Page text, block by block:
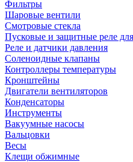
Фильтры
Шаровые вентили
Смотровые стекла
Пусковые и защитные реле
Реле и датчики давления
Соленоидные клапаны
Контроллеры температуры
Кронштейны
Двигатели вентиляторов
Конденсаторы
Инструменты
Вакуумные насосы
Вальцовки
Весы
Клещи обжимные